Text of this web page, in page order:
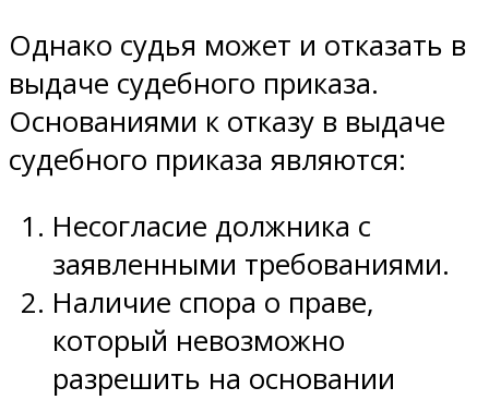
Однако судья может и отказать в
выдаче судебного приказа.
Основаниями к отказу в выдаче
судебного приказа являются:
Несогласие должника с
заявленными требованиями.
Наличие спора о праве,
который невозможно
разрешить на основании